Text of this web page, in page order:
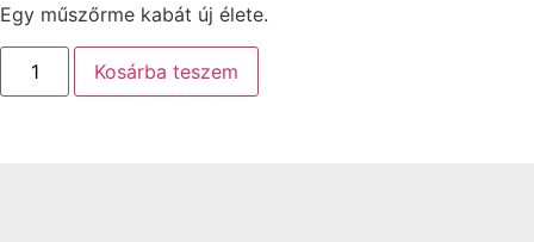
Egy műszőrme kabát új élete.
Kosárba teszem